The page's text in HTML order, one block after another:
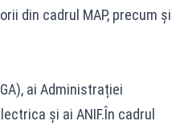
din cadrul MAP, precum și
ai Administrației
și ai ANIF.În cadrul